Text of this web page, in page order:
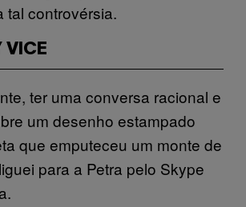
tal controvérsia.
VICE
ter uma conversa racional e
um desenho estampado
que emputeceu um monte de
para a Petra pelo Skype